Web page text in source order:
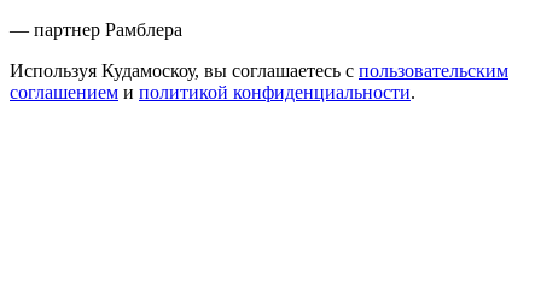
— партнер Рамблера
Используя Кудамоскоу, вы соглашаетесь с пользовательским
соглашением и политикой конфиденциальности.